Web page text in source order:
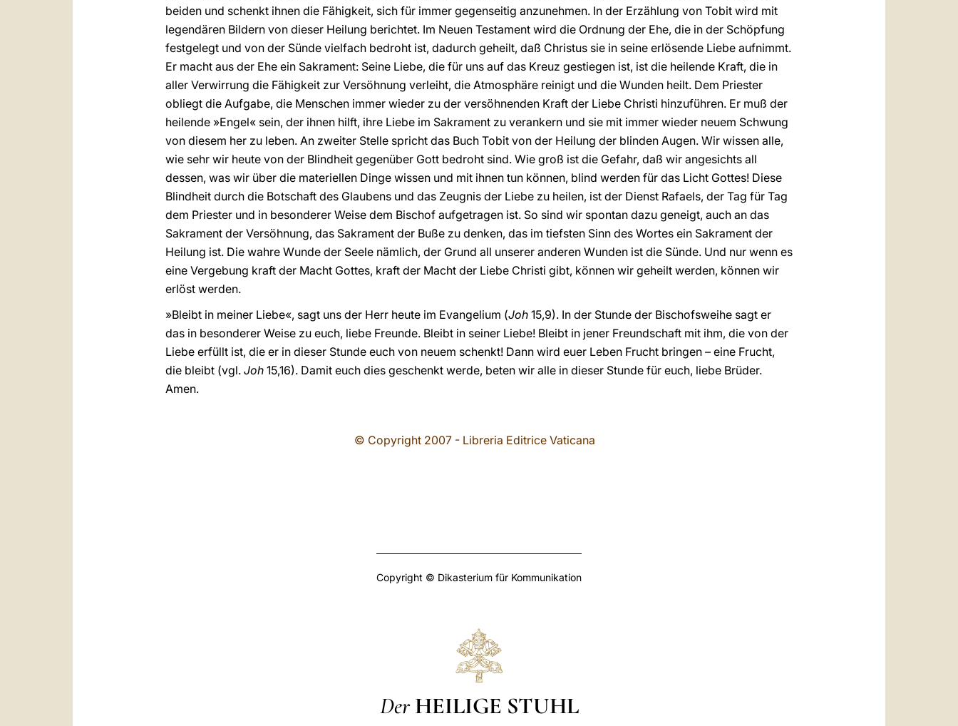
beiden und schenkt ihnen die Fähigkeit, sich für immer gegenseitig anzunehmen. In der Erzählung von Tobit wird mit
legendären Bildern von dieser Heilung berichtet. Im Neuen Testament wird die Ordnung der Ehe, die in der Schöpfung
festgelegt und von der Sünde vielfach bedroht ist, dadurch geheilt, daß Christus sie in seine erlösende Liebe aufnimmt.
Er macht aus der Ehe ein Sakrament: Seine Liebe, die für uns auf das Kreuz gestiegen ist, ist die heilende Kraft, die in
aller Verwirrung die Fähigkeit zur Versöhnung verleiht, die Atmosphäre reinigt und die Wunden heilt. Dem Priester
obliegt die Aufgabe, die Menschen immer wieder zu der versöhnenden Kraft der Liebe Christi hinzuführen. Er muß der
heilende »Engel« sein, der ihnen hilft, ihre Liebe im Sakrament zu verankern und sie mit immer wieder neuem Schwung
von diesem her zu leben. An zweiter Stelle spricht das Buch Tobit von der Heilung der blinden Augen. Wir wissen alle,
wie sehr wir heute von der Blindheit gegenüber Gott bedroht sind. Wie groß ist die Gefahr, daß wir angesichts all
dessen, was wir über die materiellen Dinge wissen und mit ihnen tun können, blind werden für das Licht Gottes! Diese
Blindheit durch die Botschaft des Glaubens und das Zeugnis der Liebe zu heilen, ist der Dienst Rafaels, der Tag für Tag
dem Priester und in besonderer Weise dem Bischof aufgetragen ist. So sind wir spontan dazu geneigt, auch an das
Sakrament der Versöhnung, das Sakrament der Buße zu denken, das im tiefsten Sinn des Wortes ein Sakrament der
Heilung ist. Die wahre Wunde der Seele nämlich, der Grund all unserer anderen Wunden ist die Sünde. Und nur wenn es
eine Vergebung kraft der Macht Gottes, kraft der Macht der Liebe Christi gibt, können wir geheilt werden, können wir
erlöst werden.
»Bleibt in meiner Liebe«, sagt uns der Herr heute im Evangelium (Joh 15,9). In der Stunde der Bischofsweihe sagt er
das in besonderer Weise zu euch, liebe Freunde. Bleibt in seiner Liebe! Bleibt in jener Freundschaft mit ihm, die von der
Liebe erfüllt ist, die er in dieser Stunde euch von neuem schenkt! Dann wird euer Leben Frucht bringen – eine Frucht,
die bleibt (vgl. Joh 15,16). Damit euch dies geschenkt werde, beten wir alle in dieser Stunde für euch, liebe Brüder.
Amen.
© Copyright 2007 - Libreria Editrice Vaticana
Copyright © Dikasterium für Kommunikation
Der HEILIGE STUHL